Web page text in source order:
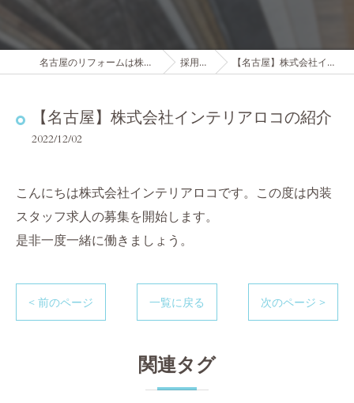
名古屋のリフォームは株式会社インテリアロコ 採用ブログ 【名古屋】株式会社インテリアロコの紹介
【名古屋】株式会社インテリアロコの紹介
2022/12/02
こんにちは株式会社インテリアロコです。この度は内装
スタッフ求人の募集を開始します。
是非一度一緒に働きましょう。
< 前のページ 一覧に戻る 次のページ >
関連タグ